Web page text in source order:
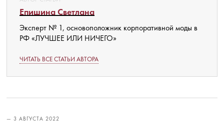
Епишина Светлана
Эксперт № 1, основоположник корпоративной моды в
РФ «ЛУЧШЕЕ ИЛИ НИЧЕГО»
ЧИТАТЬ ВСЕ СТАТЬИ АВТОРА
— 3 АВГУСТА 2022